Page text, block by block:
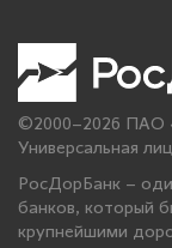
©2000–2026 ПАО
Универсальная
РосДорБанк –
банков, который
крупнейшими